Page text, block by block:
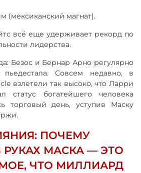
(мексиканский магнат).
всё еще удерживает рекорд по
лидерства.
Безос и Бернар Арно регулярно
Совсем недавно, в
взлетели так высоко, что Ларри
статус богатейшего человека
торговый день, уступив Маску
ПОЧЕМУ
МАСКА — ЭТО
ЧТО МИЛЛИАРД